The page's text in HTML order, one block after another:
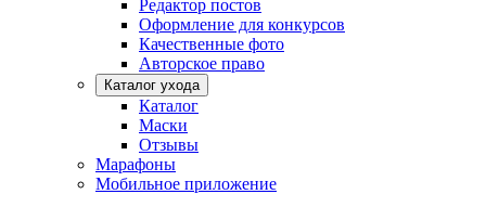
Редактор постов
Оформление для конкурсов
Качественные фото
Авторское право
Каталог ухода
Каталог
Маски
Отзывы
Марафоны
Мобильное приложение